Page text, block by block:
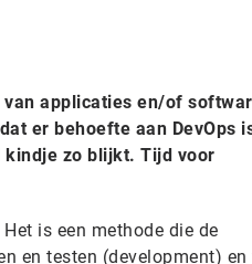
applicaties en/of
er behoefte aan DevOps
kindje zo blijkt. Tijd voor
is een methode die de
en testen (development) en